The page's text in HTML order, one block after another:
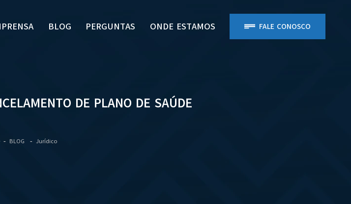
BLOG PERGUNTAS ONDE ESTAMOS FALE CONOSCO
DE PLANO DE SAÚDE
BLOG Jurídico